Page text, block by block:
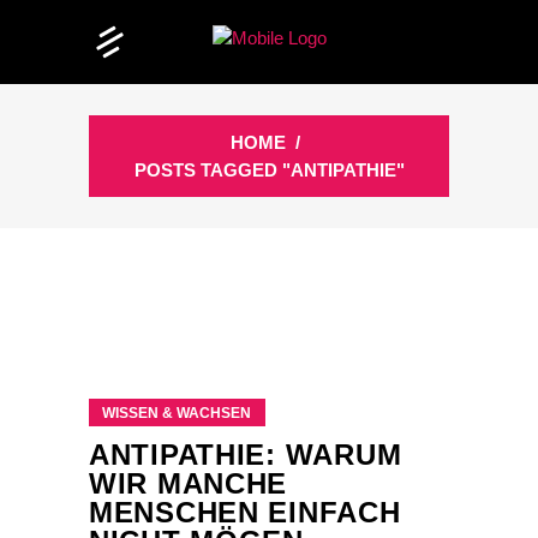
HOME /
POSTS TAGGED "ANTIPATHIE"
WISSEN & WACHSEN
ANTIPATHIE: WARUM
WIR MANCHE
MENSCHEN EINFACH